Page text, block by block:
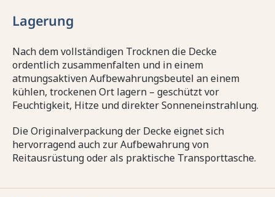
Lagerung
Nach dem vollständigen Trocknen die Decke
ordentlich zusammenfalten und in einem
atmungsaktiven Aufbewahrungsbeutel an einem
kühlen, trockenen Ort lagern – geschützt vor
Feuchtigkeit, Hitze und direkter Sonneneinstrahlung.
Die Originalverpackung der Decke eignet sich
hervorragend auch zur Aufbewahrung von
Reitausrüstung oder als praktische Transporttasche.